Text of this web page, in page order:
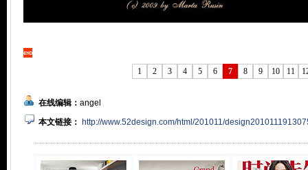
1 2 3 4 5 6 7 8 9 10 11
在线编辑： angel
本文链接：
http://www.52design.com/html/201011/